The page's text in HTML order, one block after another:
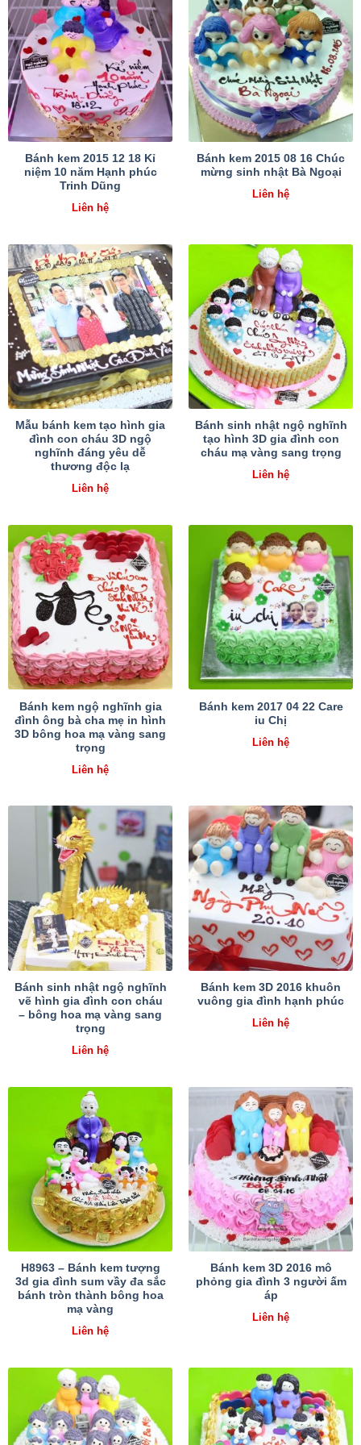
Bánh kem 2015 12 18 Kỉ
niệm 10 năm Hạnh phúc
Trinh Dũng
Liên hệ
Bánh kem 2015 08 16 Chúc
mừng sinh nhật Bà Ngoại
Liên hệ
Mẫu bánh kem tạo hình gia
đình con cháu 3D ngộ
nghĩnh đáng yêu dễ
thương độc lạ
Liên hệ
Bánh sinh nhật ngộ nghĩnh
tạo hình 3D gia đình con
cháu mạ vàng sang trọng
Liên hệ
Bánh kem ngộ nghĩnh gia
đình ông bà cha mẹ in hình
3D bông hoa mạ vàng sang
trọng
Liên hệ
Bánh kem 2017 04 22 Care
iu Chị
Liên hệ
Bánh sinh nhật ngộ nghĩnh
vẽ hình gia đình con cháu
– bông hoa mạ vàng sang
trọng
Liên hệ
Bánh kem 3D 2016 khuôn
vuông gia đình hạnh phúc
Liên hệ
H8963 – Bánh kem tượng
3d gia đình sum vầy đa sắc
bánh tròn thành bông hoa
mạ vàng
Liên hệ
Bánh kem 3D 2016 mô
phỏng gia đình 3 người ấm
áp
Liên hệ